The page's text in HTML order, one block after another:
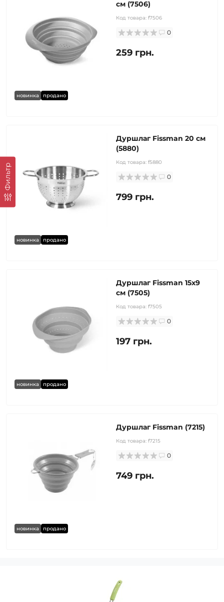
Фильтр
новинка продано
см (7506)
Код товара: f7506
0
259 грн.
новинка продано
Дуршлаг Fissman 20 см
(5880)
Код товара: f5880
0
799 грн.
новинка продано
Дуршлаг Fissman 15x9
см (7505)
Код товара: f7505
0
197 грн.
новинка продано
Дуршлаг Fissman (7215)
Код товара: f7215
0
749 грн.